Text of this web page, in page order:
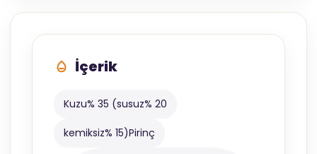
İçerik
Kuzu% 35 (susuz% 20
kemiksiz% 15)Pirinç